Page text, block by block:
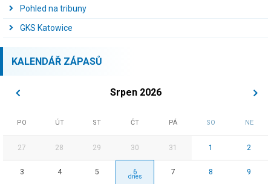
Pohled na tribuny
GKS Katowice
KALENDÁŘ ZÁPASŮ
Srpen 2026
PO ÚT ST ČT PÁ SO NE
27 28 29 30 31 1 2
3 4 5 6 7 8 9